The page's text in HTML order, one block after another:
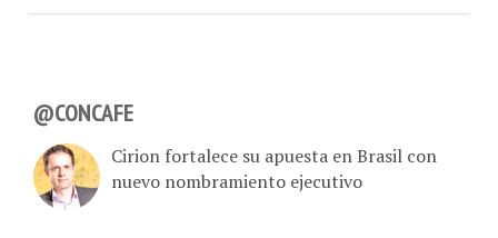
@CONCAFE
Cirion fortalece su apuesta en Brasil con
nuevo nombramiento ejecutivo